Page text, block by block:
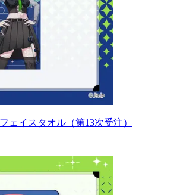
ェイスタオル（第13次受注）